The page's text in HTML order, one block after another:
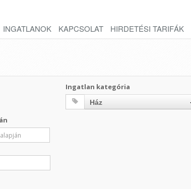
INGATLANOK KAPCSOLAT HIRDETÉSI TARIFÁK
Ingatlan kategória
Ház